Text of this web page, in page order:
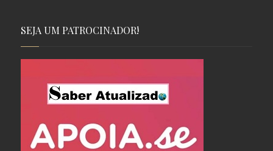
SEJA UM PATROCINADOR!